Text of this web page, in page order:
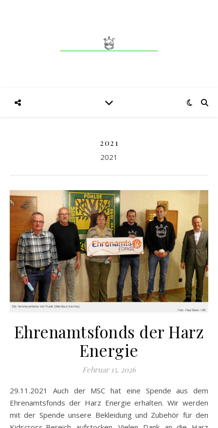
2021
2021
Ehrenamtsfonds der Harz
Energie
Februar 15, 2026
29.11.2021 Auch der MSC hat eine Spende aus dem
Ehrenamtsfonds der Harz Energie erhalten. Wir werden
mit der Spende unsere Bekleidung und Zubehör für den